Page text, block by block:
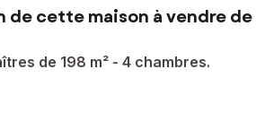
cette maison à vendre de
de 198 m² - 4 chambres.
de Pauillac avec vue imprenable sur